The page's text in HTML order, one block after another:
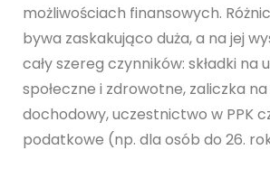
możliwościach finansowych.
bywa zaskakująco duża, a na jej
cały szereg czynników: składki na
społeczne i zdrowotne, zaliczka
dochodowy, uczestnictwo w PPK
podatkowe (np. dla osób do 26.